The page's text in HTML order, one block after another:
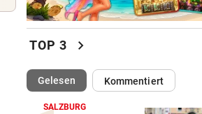
TOP 3 chevron_right
Gelesen(ausgewählt)Kommentiert
SALZBURG